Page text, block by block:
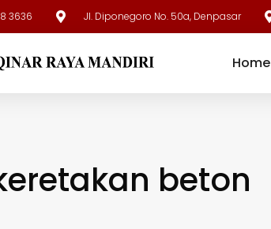
3636 Jl. Diponegoro No. 50a, Denpasar
Home
beton